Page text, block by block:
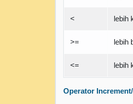
< lebih
>= lebih
<= lebih
Operator